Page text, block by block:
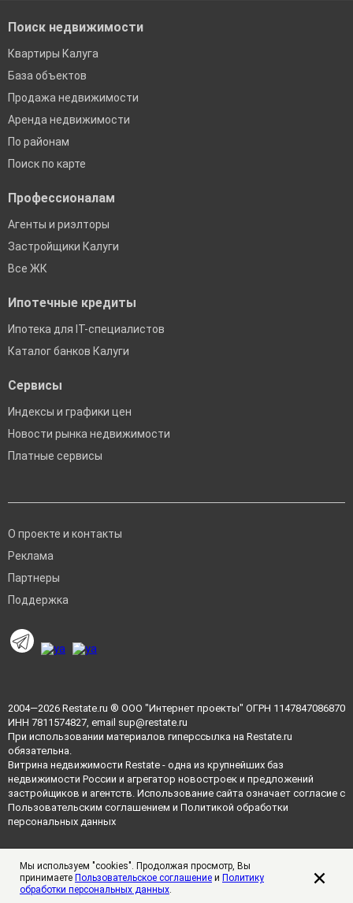
Поиск недвижимости
Квартиры Калуга
База объектов
Продажа недвижимости
Аренда недвижимости
По районам
Поиск по карте
Профессионалам
Агенты и риэлторы
Застройщики Калуги
Все ЖК
Ипотечные кредиты
Ипотека для IT-специалистов
Каталог банков Калуги
Сервисы
Индексы и графики цен
Новости рынка недвижимости
Платные сервисы
О проекте и контакты
Реклама
Партнеры
Поддержка
2004—2026 Restate.ru ® ООО "Интернет проекты" ОГРН 1147847086870
ИНН 7811574827, email sup@restate.ru
При использовании материалов гиперссылка на Restate.ru
обязательна.
Витрина недвижимости Restate - одна из крупнейших баз
недвижимости России и агрегатор новостроек и предложений
застройщиков и агентств. Использование сайта означает согласие с
Пользовательским соглашением и Политикой обработки
персональных данных
Мы используем "cookies". Продолжая просмотр, Вы
принимаете Пользовательское соглашение и Политику
обработки персональных данных.